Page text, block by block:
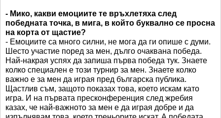
- Мико, какви емоциите те връхлетяха след
победната точка, в мига, в който буквално се просна
на корта от щастие?
- Емоциите са много силни, не мога да ги опише с думи.
Шесто участие поред за мен, дълго очаквана победа.
Най-накрая успях да запиша първа победа тук. Знаете
колко специален е този турнир за мен. Знаете колко
важно е за мен да играя пред българска публика.
Щастлив съм, защото показах това, което искам като
игра. И на първата пресконференция след жребия
казах, че най-важното за мен е да играя добре и да